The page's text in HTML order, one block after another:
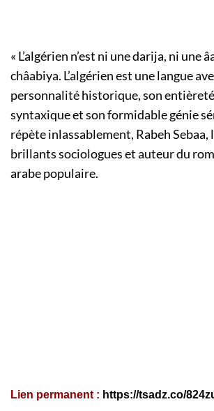
« L’algérien n’est ni une darija, ni une
châabiya. L’algérien est une langue
personnalité historique, son
syntaxique et son formidable génie
répète inlassablement, Rabeh Sebaa,
brillants sociologues et auteur du
arabe populaire.
Lien permanent : https://tsadz.co/